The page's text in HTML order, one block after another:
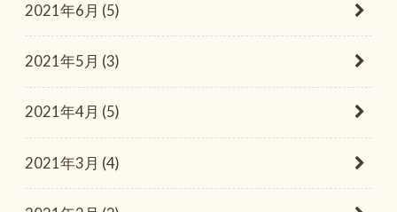
2021年6月 (5)
2021年5月 (3)
2021年4月 (5)
2021年3月 (4)